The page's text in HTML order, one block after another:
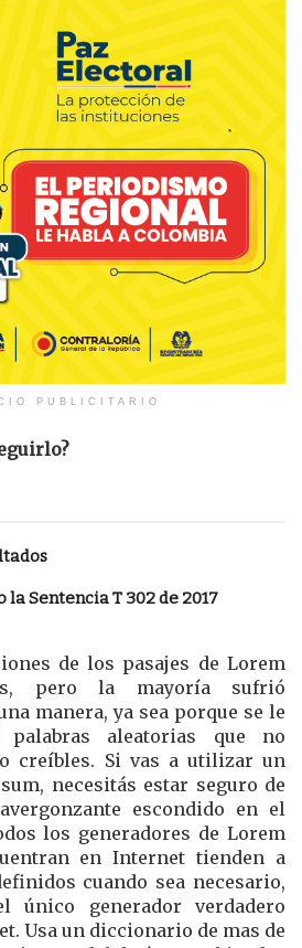
PUBLICITARIO
Sentencia T 302 de 2017
de los pasajes de Lorem
pero la mayoría sufrió
manera, ya sea porque se le
aleatorias que no
creíbles. Si vas a utilizar un
necesitás estar seguro de
escondido en el
los generadores de Lorem
en Internet tienden a
cuando sea necesario,
único generador verdadero
Usa un diccionario de mas de